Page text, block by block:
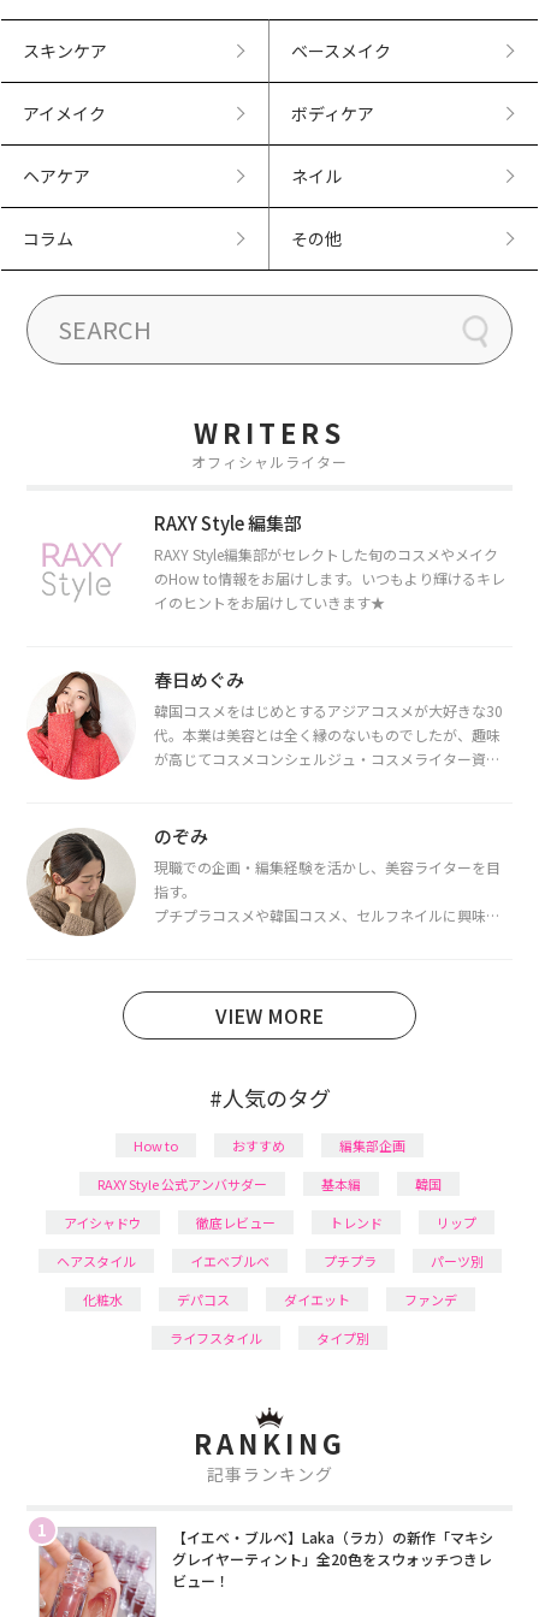
スキンケア ベースメイク
アイメイク ボディケア
ヘアケア ネイル
コラム その他
WRITERS
オフィシャルライター
RAXY Style 編集部
RAXY Style編集部がセレクトした旬のコスメやメイク
のHow to情報をお届けします。いつもより輝けるキレ
イのヒントをお届けしていきます★
春日めぐみ
韓国コスメをはじめとするアジアコスメが大好きな30
代。本業は美容とは全く縁のないものでしたが、趣味
が高じてコスメコンシェルジュ・コスメライター資格
断・骨格診断によるイメージコンサルティングも行っ
のぞみ
現職での企画・編集経験を活かし、美容ライターを目
指す。
プチプラコスメや韓国コスメ、セルフネイルに興味が
日本化粧品検定1級保有。
VIEW MORE
#人気のタグ
How to おすすめ
編集部企画
RAXY Style 公式アンバサダー
基本編
韓国
アイシャドウ
徹底レビュー トレンド
リップ
ヘアスタイル
イエベブルベ プチプラ
パーツ別
化粧水
デパコス ダイエット
ファンデ
ライフスタイル
タイプ別
RANKING
記事ランキング
1
【イエベ・ブルベ】Laka（ラカ）の新作「マキシ
グレイヤーティント」全20色をスウォッチつきレ
ビュー！